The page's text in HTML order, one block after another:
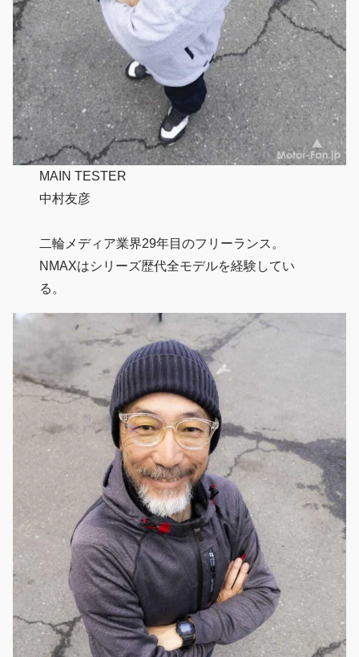
MAIN TESTER
中村友彦
二輪メディア業界29年目のフリーランス。
NMAXはシリーズ歴代全モデルを経験してい
る。